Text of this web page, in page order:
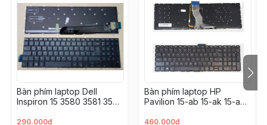
Bàn phím laptop Dell
Inspiron 15 3580 3581 3582
5567 5570 5575 5767
290.000đ
Bàn phím laptop HP
Pavilion 15-ab 15-ak 15-aq
u 15-w 17-g
460.000đ